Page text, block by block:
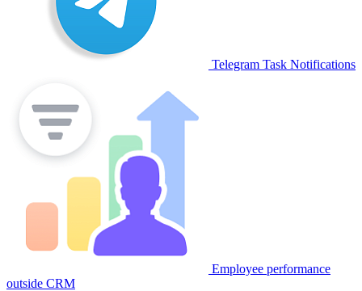
Telegram Task Notifications
Employee performance
outside CRM